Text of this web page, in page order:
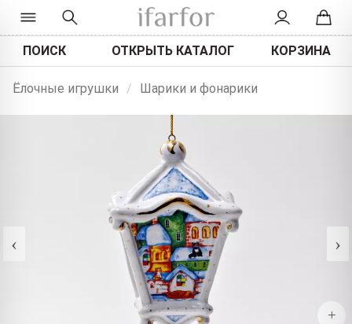
ПОИСК ОТКРЫТЬ КАТАЛОГ КОРЗИНА
Ёлочные игрушки / Шарики и фонарики
‹ ›
+